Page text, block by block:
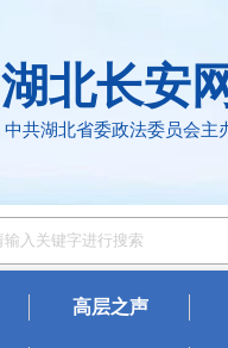
湖北长安
中共湖北省委政法委员会主
高层之声